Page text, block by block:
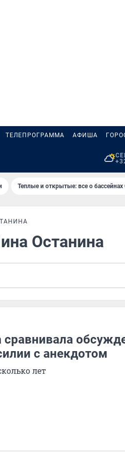
ТЕЛЕПРОГРАММА АФИША
Теплые и открытые: все о бассейнах
Останина
с анекдотом
лет